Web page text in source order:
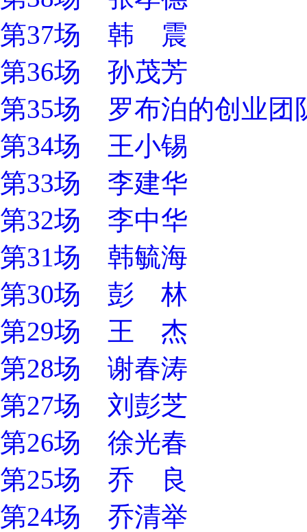
第37场 韩 震
第36场 孙茂芳
第35场 罗布泊的创业团
第34场 王小锡
第33场 李建华
第32场 李中华
第31场 韩毓海
第30场 彭 林
第29场 王 杰
第28场 谢春涛
第27场 刘彭芝
第26场 徐光春
第25场 乔 良
第24场 乔清举